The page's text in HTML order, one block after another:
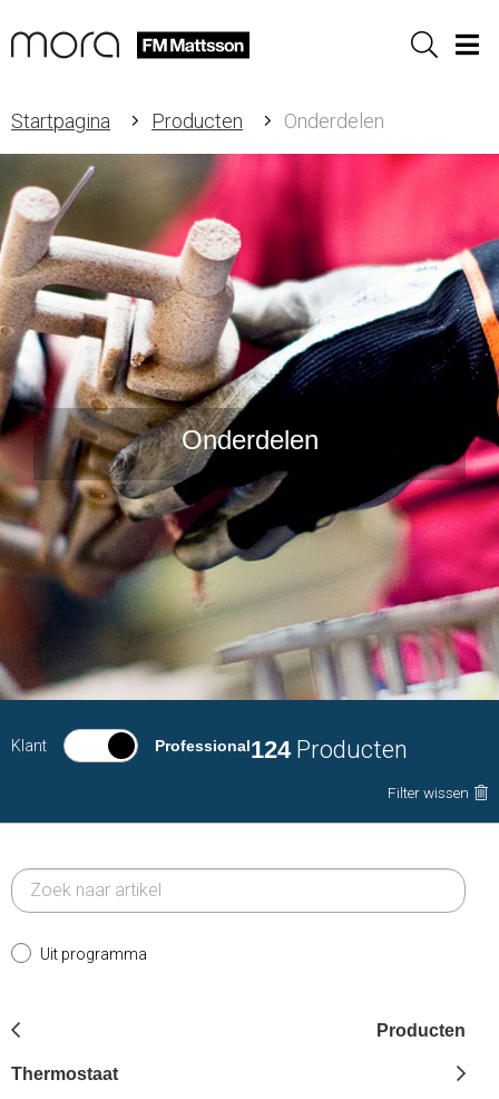
Sök
Startpagina Producten Onderdelen
Onderdelen
Klant Professional124 Producten
Filter wissen
Uit programma
Producten
Thermostaat